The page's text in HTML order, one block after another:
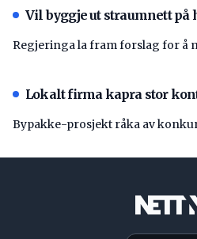
Vil byggje ut straumnett på
Regjeringa la fram forslag for å
Lokalt firma kapra stor
Bypakke-prosjekt råka av